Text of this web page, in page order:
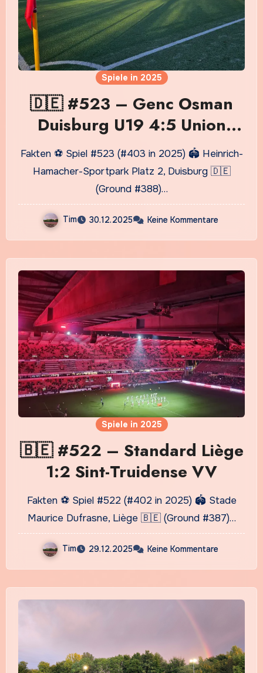
Spiele in 2025
🇩🇪 #523 – Genc Osman
Duisburg U19 4:5 Union
Mülheim U19
Fakten ⚽ Spiel #523 (#403 in 2025) 🏟️ Heinrich-
Hamacher-Sportpark Platz 2, Duisburg 🇩🇪
(Ground #388)…
Tim 30.12.2025 Keine Kommentare
Spiele in 2025
🇧🇪 #522 – Standard Liège
1:2 Sint-Truidense VV
Fakten ⚽ Spiel #522 (#402 in 2025) 🏟️ Stade
Maurice Dufrasne, Liège 🇧🇪 (Ground #387)…
Tim 29.12.2025 Keine Kommentare